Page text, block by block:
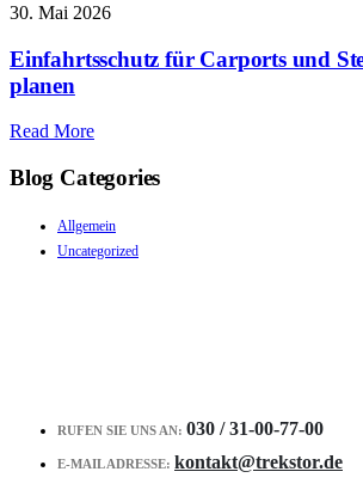
30. Mai 2026
Einfahrtsschutz für Carports und
planen
Read More
Blog Categories
Allgemein
Uncategorized
RUFEN SIE UNS AN: 030 / 31-00-77-00
E-MAIL ADRESSE: kontakt@trekstor.de